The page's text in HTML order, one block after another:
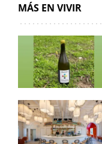
MÁS EN VIVIR